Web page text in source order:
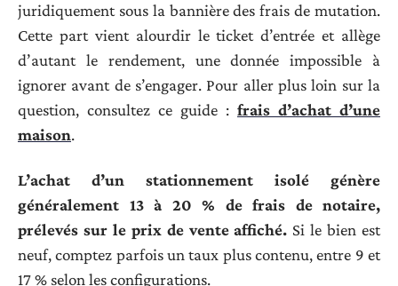
juridiquement sous la bannière des frais de mutation.
Cette part vient alourdir le ticket d’entrée et allège
d’autant le rendement, une donnée impossible à
ignorer avant de s’engager. Pour aller plus loin sur la
question, consultez ce guide : frais d’achat d’une
maison.
L’achat d’un stationnement isolé génère
généralement 13 à 20 % de frais de notaire,
prélevés sur le prix de vente affiché. Si le bien est
neuf, comptez parfois un taux plus contenu, entre 9 et
17 % selon les configurations.